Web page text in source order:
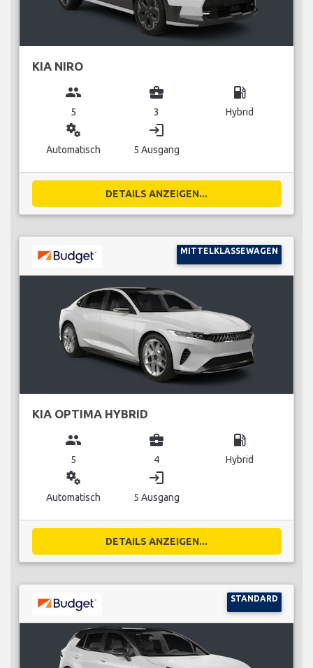
KIA NIRO
group
5
business_center
3
local_gas_station
Hybrid
miscellaneous_services
Automatisch
login
5 Ausgang
DETAILS ANZEIGEN...
MITTELKLASSEWAGEN
KIA OPTIMA HYBRID
group
5
business_center
4
local_gas_station
Hybrid
miscellaneous_services
Automatisch
login
5 Ausgang
DETAILS ANZEIGEN...
STANDARD